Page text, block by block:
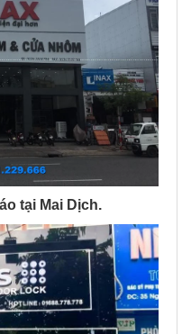
tại Mai Dịch.